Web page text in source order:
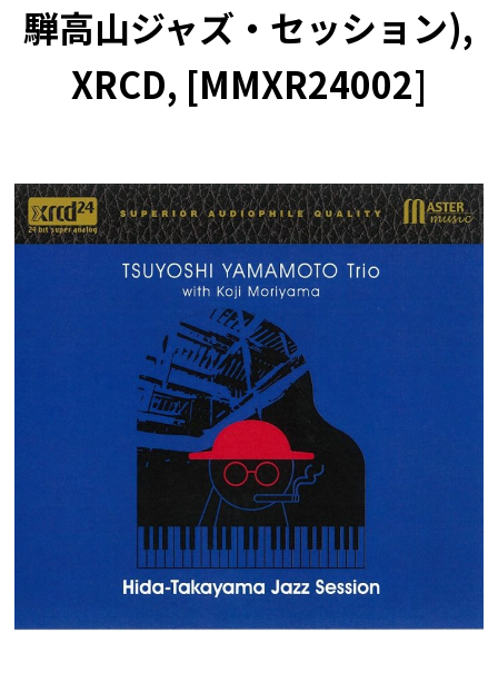
騨高山ジャズ・セッション),
XRCD, [MMXR24002]